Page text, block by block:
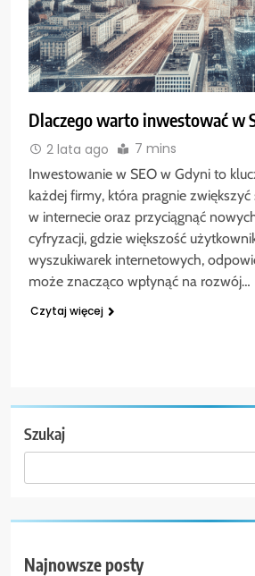
Dlaczego warto inwestować w
2 lata ago 7 mins
Inwestowanie w SEO w Gdyni to
każdej firmy, która pragnie
w internecie oraz przyciągnąć
cyfryzacji, gdzie większość
wyszukiwarek internetowych,
może znacząco wpłynąć na rozwój…
Czytaj więcej
Szukaj
Najnowsze posty